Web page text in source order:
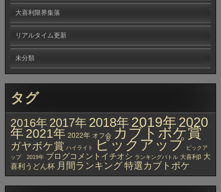
大喜利限界集落
リアルタイム更新
未分類
タグ
2016年 2017年 2018年 2019年2020
年 2021年 2022年 オフ会 カブトボケ賞
ガヤボケ賞 ハイライト ピックアップ ピックア
ップ 2019年 ブログコメントイチオシ ランキングバトル 大喜利β 大
喜利うどん杯 月間ランキング特選カブトボケ